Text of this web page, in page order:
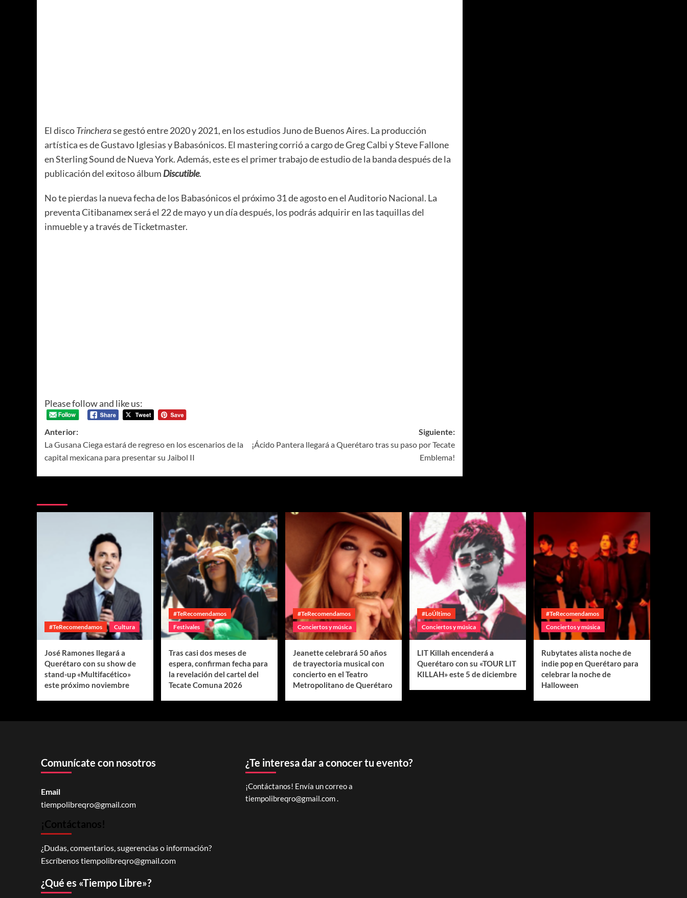
El discoTrincherase gestó entre 2020 y 2021, en los estudios Juno de Buenos Aires. La producción
artística es de Gustavo Iglesias y Babasónicos. El mastering corrió a cargo de Greg Calbi y Steve Fallone
en Sterling Sound de Nueva York. Además, este es el primer trabajo de estudio de la banda después de la
publicación del exitoso álbum Discutible.
No te pierdas la nueva fecha de los Babasónicos el próximo 31 de agosto en el Auditorio Nacional. La
preventa Citibanamex será el 22 de mayo y un día después, los podrás adquirir en las taquillas del
inmueble y a través de Ticketmaster.
Please follow and like us:
Anterior:
La Gusana Ciega estará de regreso en los escenarios de la
capital mexicana para presentar su Jaibol II
Siguiente:
¡Ácido Pantera llegará a Querétaro tras su paso por Tecate
Emblema!
#TeRecomendamos Cultura
José Ramones llegará a
Querétaro con su show de
stand-up «Multifacético»
este próximo noviembre
#TeRecomendamos
Festivales
Tras casi dos meses de
espera, confirman fecha para
la revelación del cartel del
Tecate Comuna 2026
#TeRecomendamos
Conciertos y música
Jeanette celebrará 50 años
de trayectoria musical con
concierto en el Teatro
Metropolitano de Querétaro
#LoÚltimo
Conciertos y música
LIT Killah encenderá a
Querétaro con su «TOUR LIT
KILLAH» este 5 de diciembre
#TeRecomendamos
Conciertos y música
Rubytates alista noche de
indie pop en Querétaro para
celebrar la noche de
Halloween
Comunícate con nosotros
Email
tiempolibreqro@gmail.com
¡Contáctanos!
¿Dudas, comentarios, sugerencias o información?
Escríbenostiempolibreqro@gmail.com
¿Qué es «Tiempo Libre»?
¿Te interesa dar a conocer tu evento?
¡Contáctanos! Envía un correo a
tiempolibreqro@gmail.com.